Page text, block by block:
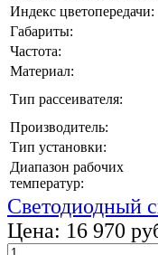
Индекс цветопередачи:
Габариты:
Частота:
Материал:
Тип рассеивателя:
Производитель:
Тип установки:
Диапазон рабочих
температур:
Светодиодный
Цена: 16 970